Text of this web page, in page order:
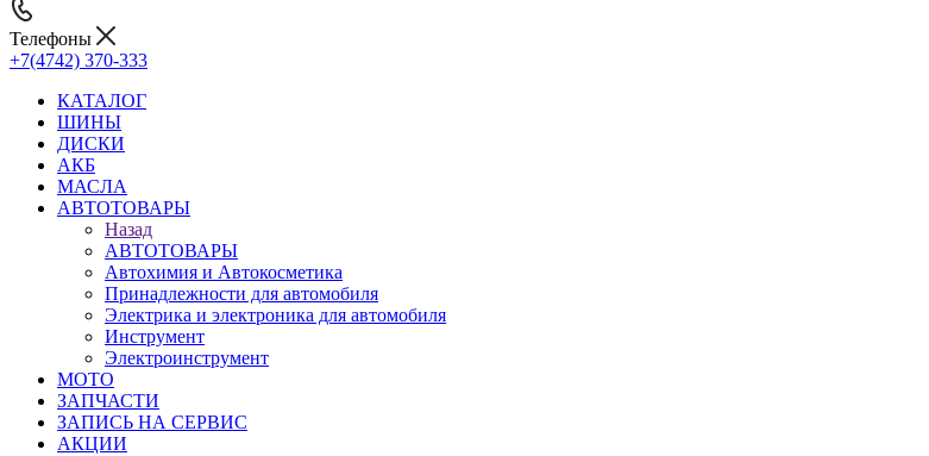
Телефоны
+7(4742) 370-333
КАТАЛОГ
ШИНЫ
ДИСКИ
АКБ
МАСЛА
АВТОТОВАРЫ
Назад
АВТОТОВАРЫ
Автохимия и Автокосметика
Принадлежности для автомобиля
Электрика и электроника для автомобиля
Инструмент
Электроинструмент
МОТО
ЗАПЧАСТИ
ЗАПИСЬ НА СЕРВИС
АКЦИИ